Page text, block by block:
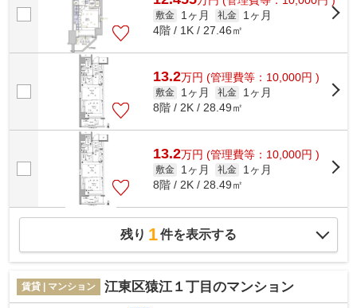
敷金 1ヶ月 礼金
1ヶ月
4階 / 1K / 27.46㎡
13.2万円 (管理費等：10,000円 )
敷金 1ヶ月 礼金
1ヶ月
8階 / 2K / 28.49㎡
13.2万円 (管理費等：10,000円 )
敷金 1ヶ月 礼金
1ヶ月
8階 / 2K / 28.49㎡
残り 1件を表示する
賃貸 | マンション 江東区猿江１丁目のマンション